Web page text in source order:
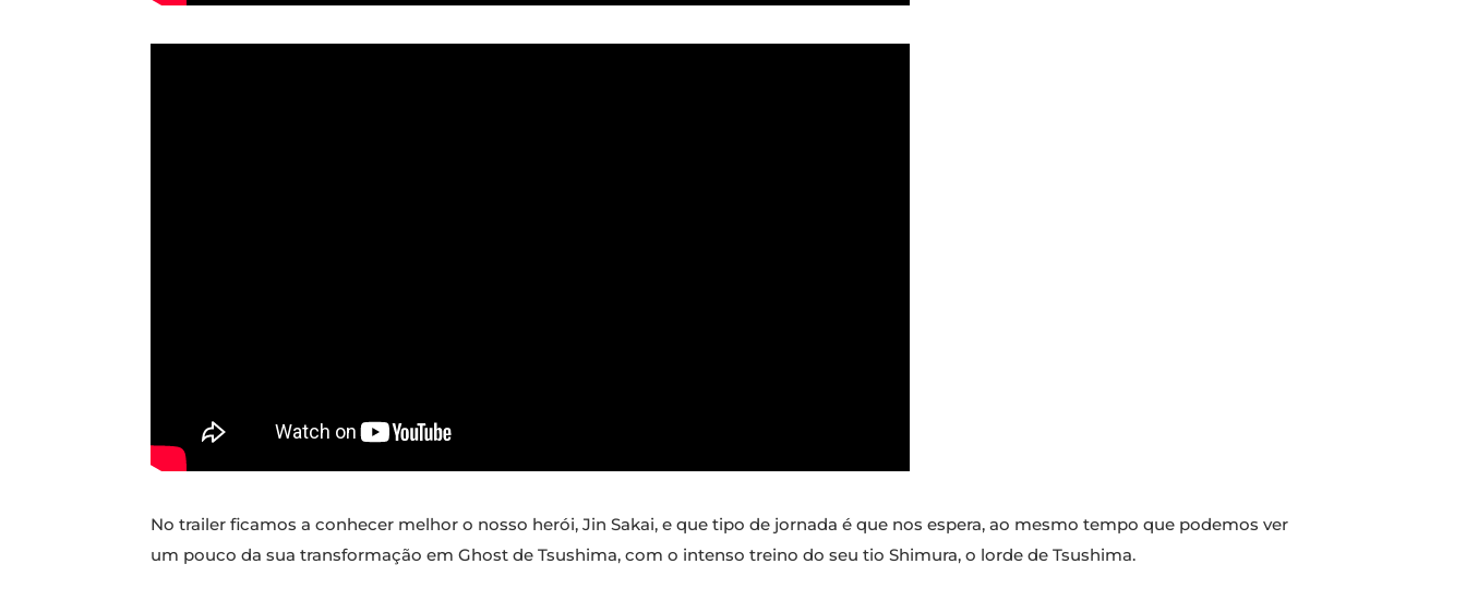
No trailer ficamos a conhecer melhor o nosso herói, Jin Sakai, e que tipo de jornada é que nos espera, ao mesmo tempo que podemos ver
um pouco da sua transformação em Ghost de Tsushima, com o intenso treino do seu tio Shimura, o lorde de Tsushima.